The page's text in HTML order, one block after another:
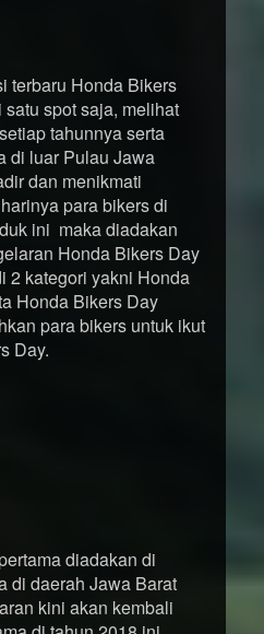
terbaru Honda Bikers
spot saja, melihat
tahunnya serta
di luar Pulau Jawa
dan menikmati
para bikers di
ini maka diadakan
Honda Bikers Day
2 kategori yakni Honda
Honda Bikers Day
para bikers untuk ikut
Day.
diadakan di
di daerah Jawa Barat
kini akan kembali